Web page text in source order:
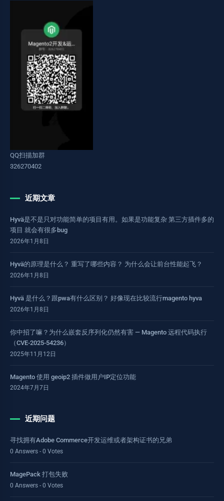
QQ扫描加群
326270402
近期文章
Hyvä是不是只对功能简单的项目有用。如果是功能复杂 第三方插件多的
项目 就会有很多bug
2026年1月8日
Hyvä的原理是什么？ 重写了哪些内容？ 为什么会让前台性能起飞？
2026年1月8日
Hyvä 是什么？跟pwa有什么区别？ 好像现在比较流行magento hyva
2026年1月8日
你中招了嘛？为什么嵌套反序列化仍然有害 — Magento 远程代码执行
（CVE-2025-54236）
2025年11月12日
Magento 使用 geoip2 插件做用户IP定位功能
2024年7月7日
近期问题
寻找拥有Adobe Commerce开发运维或者架构证书的兄弟
0 Answers - 0 Votes
MagePack 打包失败
0 Answers - 0 Votes